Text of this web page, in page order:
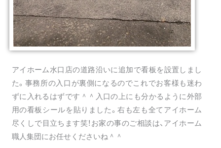
アイホーム水口店の道路沿いに追加で看板を設置しまし
た。事務所の入口が裏側になるのでこれでお客様も迷わ
ずに入れるはずです＾＾入口の上にも分かるように外部
用の看板シールを貼りました。右も左も全てアイホーム
尽くしで目立ちます笑！お家の事のご相談は、アイホーム
職人集団にお任せくださいね＾＾